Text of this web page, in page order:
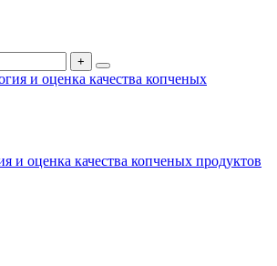
и оценка качества копченых продуктов